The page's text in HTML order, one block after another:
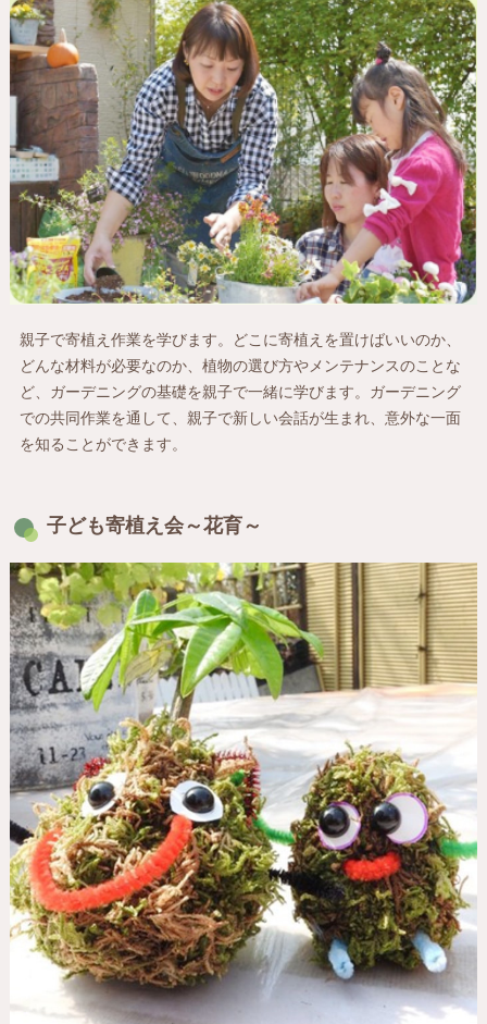
親子で寄植え作業を学びます。どこに寄植えを置けばいいのか、
どんな材料が必要なのか、植物の選び方やメンテナンスのことな
ど、ガーデニングの基礎を親子で一緒に学びます。ガーデニング
での共同作業を通して、親子で新しい会話が生まれ、意外な一面
を知ることができます。
子ども寄植え会～花育～